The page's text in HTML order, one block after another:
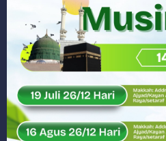
Wakili Gubernur Sumbar, Kabiro Kesra Hadiri dan Berikan
RELIS KEJAKSAAN
RELIS KEJAKSAAN
RELIS KEJAKSAAN
Peringati Hari Koperasi ke-79, Wagub Sumbar